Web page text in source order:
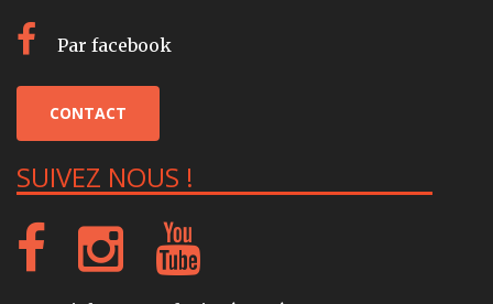
Par facebook
CONTACT
SUIVEZ NOUS !